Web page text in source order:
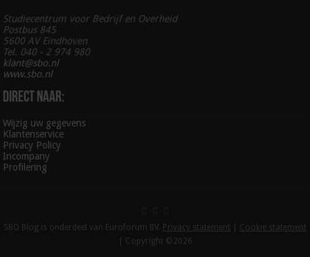
Studiecentrum voor Bedrijf en Overheid
Postbus 845
5600 AV Eindhoven
Tel. 040 - 2 974 980
klant@sbo.nl
www.sbo.nl
Direct naar:
Wijzig uw gegevens
Klantenservice
Privacy Policy
Incompany
Profilering
SBO Blog is onderdeel van Euroforum BV. Privacy statement
Cookie statement
| Copyright ©2026